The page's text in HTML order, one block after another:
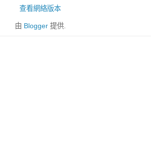
查看網絡版本
由 Blogger提供.